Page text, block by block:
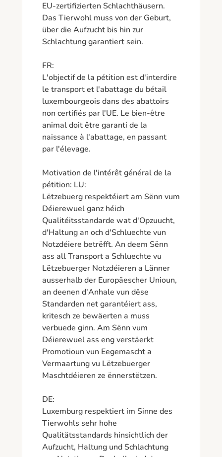
EU-zertifizierten Schlachthäusern.
Das Tierwohl muss von der Geburt,
über die Aufzucht bis hin zur
Schlachtung garantiert sein.
FR:
L'objectif de la pétition est d'interdire
le transport et l'abattage du bétail
luxembourgeois dans des abattoirs
non certifiés par l'UE. Le bien-être
animal doit être garanti de la
naissance à l'abattage, en passant
par l'élevage.
Motivation de l'intérêt général de la
pétition: LU:
Lëtzebuerg respektéiert am Sënn vum
Déierewuel ganz héich
Qualitéitsstandarde wat d'Opzuucht,
d'Haltung an och d'Schluechte vun
Notzdéiere betrëfft. An deem Sënn
ass all Transport a Schluechte vu
Lëtzebuerger Notzdéieren a Länner
ausserhalb der Europäescher Unioun,
an deenen d'Anhale vun dëse
Standarden net garantéiert ass,
kritesch ze bewäerten a muss
verbuede ginn. Am Sënn vum
Déierewuel ass eng verstäerkt
Promotioun vun Eegemascht a
Vermaartung vu Lëtzebuerger
Maschtdéieren ze ënnerstëtzen.
DE:
Luxemburg respektiert im Sinne des
Tierwohls sehr hohe
Qualitätsstandards hinsichtlich der
Aufzucht, Haltung und Schlachtung